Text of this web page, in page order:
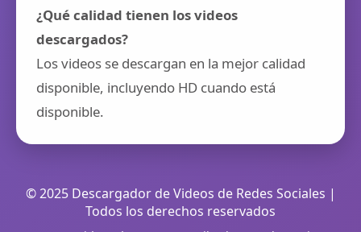
¿Qué calidad tienen los videos
descargados?
Los videos se descargan en la mejor calidad
disponible, incluyendo HD cuando está
disponible.
© 2025 Descargador de Videos de Redes Sociales |
Todos los derechos reservados